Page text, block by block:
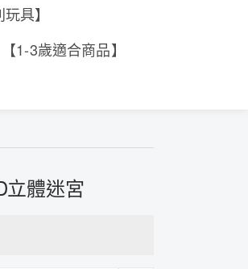
具】
【1-3歲適合商品】
立體迷宮